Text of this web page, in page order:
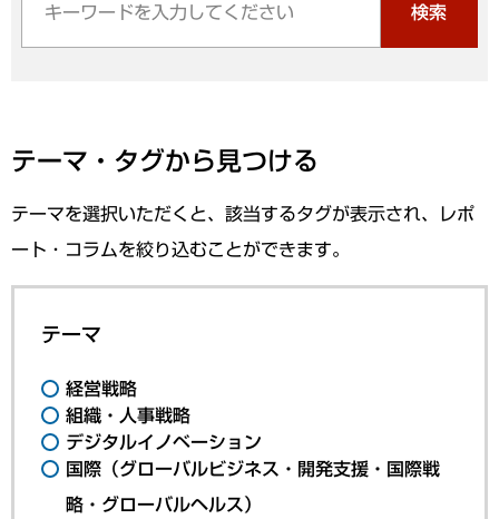
検索
テーマ・タグから見つける
テーマを選択いただくと、該当するタグが表示され、レポ
ート・コラムを絞り込むことができます。
テーマ
経営戦略
組織・人事戦略
デジタルイノベーション
国際（グローバルビジネス・開発支援・国際戦
略・グローバルヘルス）